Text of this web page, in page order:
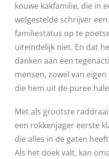
kouwe kakfamilie, die in
welgestelde schrijver
familiestatus op te
uiteindelijk niet. En dat
danken aan een
mensen, zowel van
die hem uit de puree
Met als grootste
een rokkenjager eerste
die alles in de gaten
Als het doek valt, kan